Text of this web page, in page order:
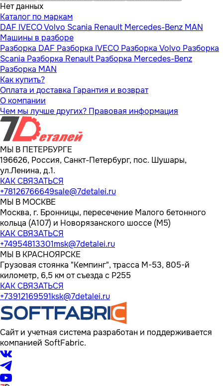
Нет данных
Каталог по маркам
DAF IVECOVolvo Scania Renault Mercedes-Benz MAN
Машины в разборе
Разборка DAF Разборка IVECO Разборка Volvo Разборка
Scania Разборка Renault Разборка Mercedes-Benz
Разборка MAN
Как купить?
Оплата и доставка Гарантия и возврат
О компании
Чем мы лучше других? Правовая информация
МЫ В ПЕТЕРБУРГЕ
196626, Россия, Санкт-Петербург, пос. Шушары,
ул.Ленина, д.1.
КАК СВЯЗАТЬСЯ
+78126766649sale@7detalei.ru
МЫ В МОСКВЕ
Москва, г. Бронницы, пересечение Малого бетонного
кольца (А107) и Новорязанского шоссе (М5)
КАК СВЯЗАТЬСЯ
+74954813301msk@7detalei.ru
МЫ В КРАСНОЯРСКЕ
Грузовая стоянка "Кемпинг", трасса M-53, 805-й
километр, 6,5 км от съезда с Р255
КАК СВЯЗАТЬСЯ
+73912169591ksk@7detalei.ru
Сайт и учетная система разработан и поддерживается
компанией SoftFabric.